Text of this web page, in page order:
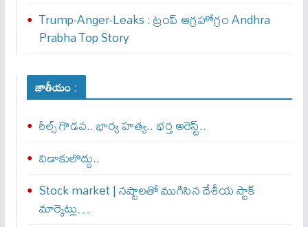
Trump-Anger-Leaks : ట్రంప్ ఆగ్ర‌హోగ్రం Andhra
Prabha Top Story
జాతీయం :
రీల్స్ గొడవ.. భార్య హత్య.. భర్త అరెస్ట్..
విడాకులొద్దు..
Stock market | నష్టాలతో ముగిసిన దేశీయ స్టాక్
మార్కెట్లు…